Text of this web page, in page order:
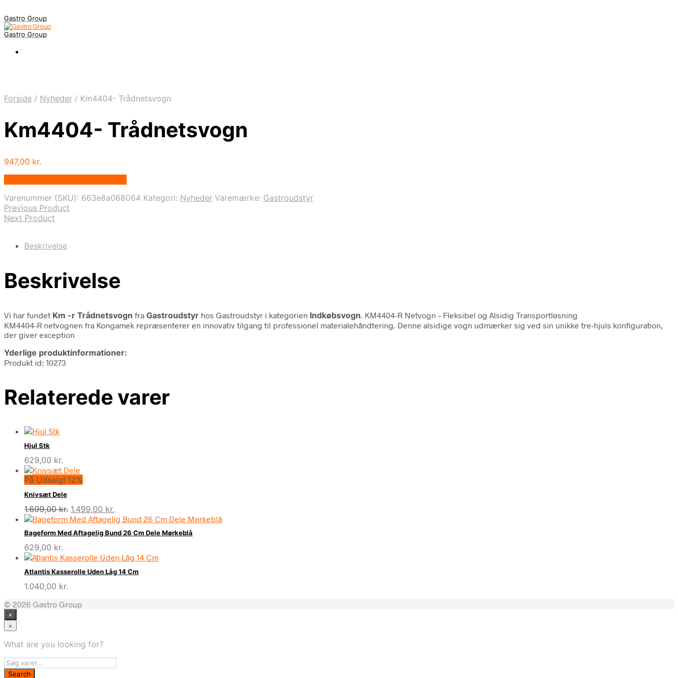
Gastro Group
Gastro Group
Forside / Nyheder / Km4404- Trådnetsvogn
Km4404- Trådnetsvogn
947,00 kr.
Varenummer (SKU): 663e8a068064 Kategori: Nyheder Varemærke: Gastroudstyr
Previous Product
Next Product
Beskrivelse
Beskrivelse
Vi har fundet Km -r Trådnetsvogn fra Gastroudstyr hos Gastroudstyr i kategorien Indkøbsvogn . KM4404-R Netvogn – Fleksibel og Alsidig Transportløsning
KM4404-R netvognen fra Kongamek repræsenterer en innovativ tilgang til professionel materialehåndtering. Denne alsidige vogn udmærker sig ved sin unikke tre-hjuls konfiguration,
der giver exception
Yderlige produktinformationer:
Produkt id: 10273
Relaterede varer
Hjul Stk
629,00 kr.
På Udsalg! 12%
Knivsæt Dele
1.699,00kr. Den
oprindelige
pris
var:
1.499,00 kr.
aktuelle
pris
er:
Bageform Med Aftagelig Bund 26 Cm Dele Mørkeblå
629,00 kr.
Atlantis Kasserolle Uden Låg 14 Cm
1.040,00 kr.
© 2026 Gastro Group
×
×
What are you looking for?